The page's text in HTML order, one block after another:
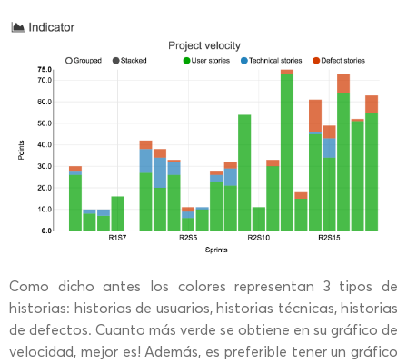
Como dicho antes los colores representan 3 tipos de
historias: historias de usuarios, historias técnicas, historias
de defectos. Cuanto más verde se obtiene en su gráfico de
velocidad, mejor es! Además, es preferible tener un gráfico